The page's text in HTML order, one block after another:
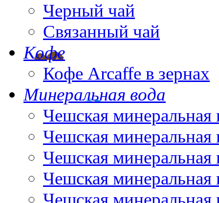
Черный чай
Связанный чай
Кофе
Кофе Arcaffe в зернах
Минеральная вода
Чешская минеральная
Чешская минеральная
Чешская минеральная
Чешская минеральная